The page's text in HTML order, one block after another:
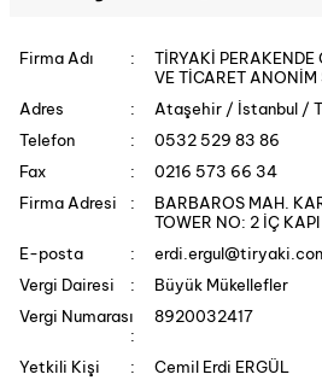
Firma Adı :
TİRYAKİ
VE TİCARET ANONİM
Adres
:
Ataşehir / İstanbul /
Telefon
:
0532 529 83 86
Fax
:
0216 573 66 34
Firma Adresi
:
BARBAROS MAH.
TOWER NO: 2 İÇ
E-posta
:
Vergi Dairesi
:
Büyük Mükellefler
Vergi Numarası
:
8920032417
Yetkili Kişi :
Cemil Erdi ERGÜL